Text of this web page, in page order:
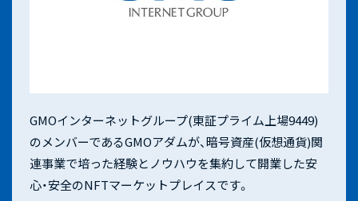
GMOインターネットグループ(東証プライム上場9449)
のメンバーであるGMOアダムが、暗号資産(仮想通貨)関
連事業で培った経験とノウハウを集約して開業した安
心・安全のNFTマーケットプレイスです。